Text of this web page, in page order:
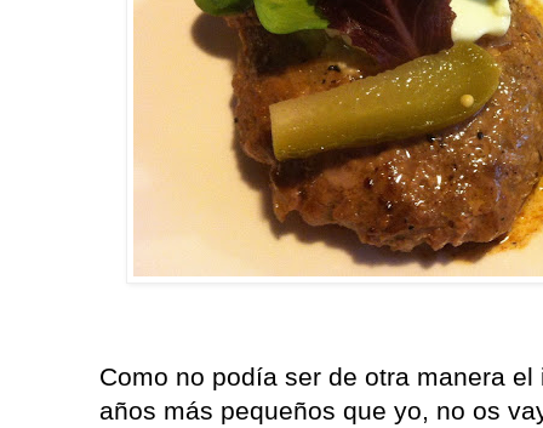
Como no podía ser de otra manera
años más pequeños que yo, no os